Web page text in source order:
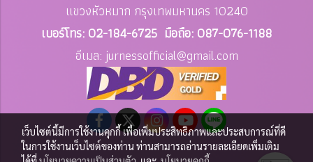
แขวงหัวหมาก กรุงเทพมหานคร 10240
เบอร์โทร: 02-184-6725 มือถือ: 087-076-1188
อีเมล: jurnessofficial@gmail.com
เว็บไซต์นี้มีการใช้งานคุกกี้ เพื่อเพิ่มประสิทธิภาพและประสบการณ์ที่ดี
ในการใช้งานเว็บไซต์ของท่าน ท่านสามารถอ่านรายละเอียดเพิ่มเติม